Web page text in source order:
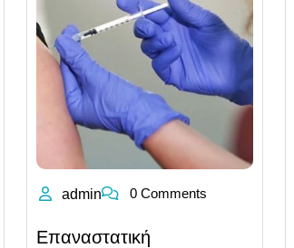
admin 0 Comments
Επαναστατική